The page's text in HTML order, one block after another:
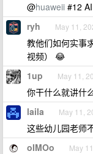
@huaweii #12
ryh May 11,
教他们如何实事
视频） 😂
1up May 11,
你干什么就讲什
laila May 11,
这些幼儿园老师
oIMOo May